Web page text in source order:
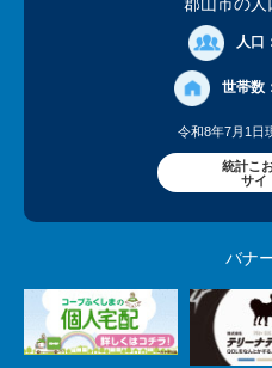
人口
世帯数
令和8年7月1日
統計こ
サイ
バナ